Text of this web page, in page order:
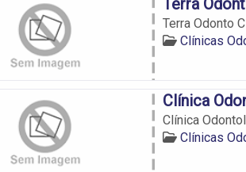
Terra Odonto
Clínicas
Clínica
Clínica
Clínicas